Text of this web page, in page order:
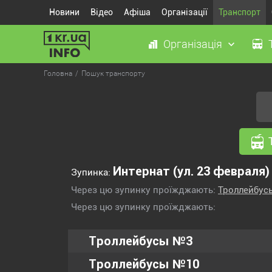
Новини Відео Афіша Організації Транспорт
Організація
Головна Пошук транспорту
Зупинка: Интернат (ул. 23 февраля)
Через цю зупинку проїжджають:
Через цю зупинку проїжджають:
Троллейбусы №3
Троллейбусы №10